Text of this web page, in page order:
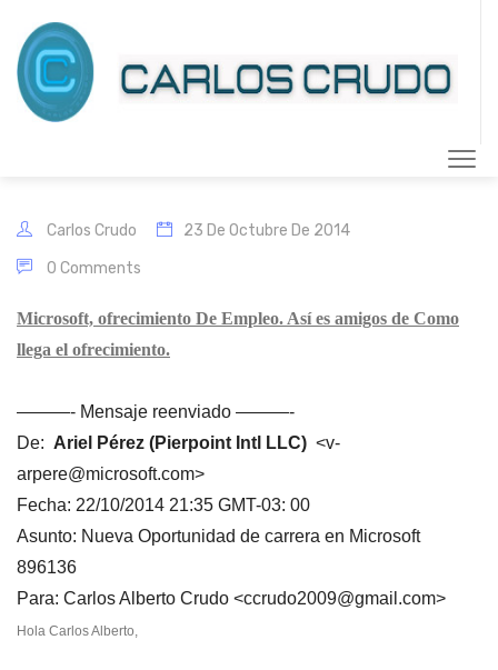
Carlos Crudo
23 De Octubre De 2014
0 Comments
Microsoft, ofrecimiento De Empleo. Así es amigos de Como
llega el ofrecimiento.
———- Mensaje reenviado ———-
De: Ariel Pérez (Pierpoint Intl LLC) <v-
arpere@microsoft.com>
Fecha: 22/10/2014 21:35 GMT-03: 00
Asunto: Nueva Oportunidad de carrera en Microsoft
896136
Para: Carlos Alberto Crudo <ccrudo2009@gmail.com>
Hola Carlos Alberto,